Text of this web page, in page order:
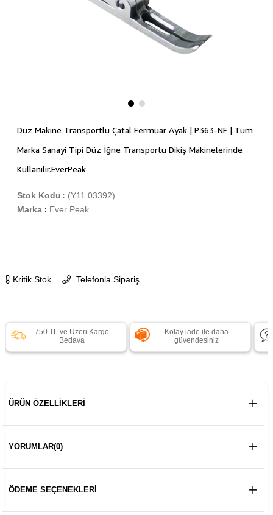
Düz Makine Transportlu Çatal Fermuar Ayak | P363-NF | Tüm
Marka Sanayi Tipi Düz İğne Transportu Dikiş Makinelerinde
Kullanılır.EverPeak
(Y11.03392)
Stok Kodu
Marka : Ever Peak
Kritik Stok Telefonla Sipariş
750 TL ve Üzeri Kargo
Bedava
Kolay iade ile daha
güvendesiniz
ÜRÜN ÖZELLIKLERI
YORUMLAR(0)
ÖDEME SEÇENEKLERI